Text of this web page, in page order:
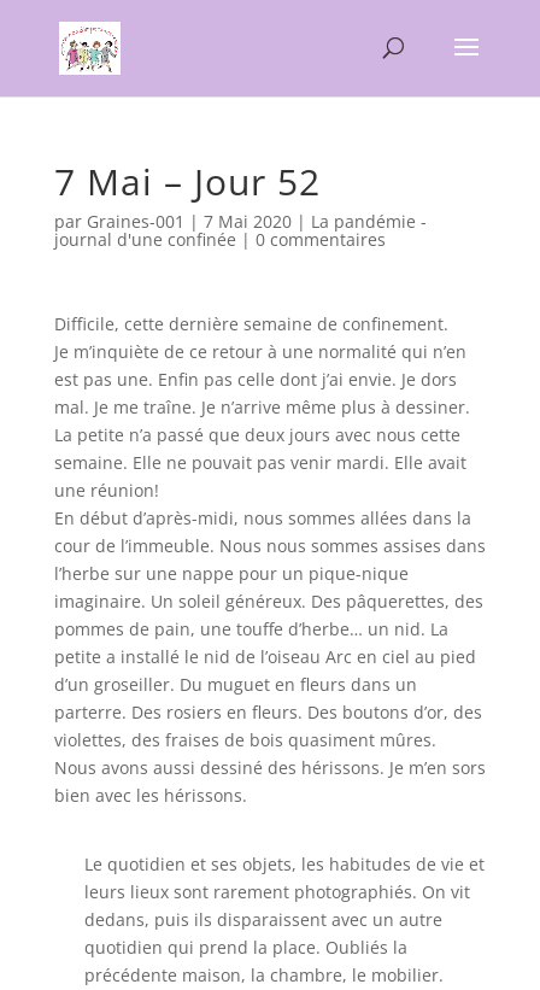
7 Mai – Jour 52
par Graines-001 | 7 Mai 2020| La pandémie -
journal d'une confinée | 0 commentaires
Difficile, cette dernière semaine de confinement.
Je m’inquiète de ce retour à une normalité qui n’en
est pas une. Enfin pas celle dont j’ai envie. Je dors
mal. Je me traîne. Je n’arrive même plus à dessiner.
La petite n’a passé que deux jours avec nous cette
semaine. Elle ne pouvait pas venir mardi. Elle avait
une réunion!
En début d’après-midi, nous sommes allées dans la
cour de l’immeuble. Nous nous sommes assises dans
l’herbe sur une nappe pour un pique-nique
imaginaire. Un soleil généreux. Des pâquerettes, des
pommes de pain, une touffe d’herbe… un nid. La
petite a installé le nid de l’oiseau Arc en ciel au pied
d’un groseiller. Du muguet en fleurs dans un
parterre. Des rosiers en fleurs. Des boutons d’or, des
violettes, des fraises de bois quasiment mûres.
Nous avons aussi dessiné des hérissons. Je m’en sors
bien avec les hérissons.
Le quotidien et ses objets, les habitudes de vie et
leurs lieux sont rarement photographiés. On vit
dedans, puis ils disparaissent avec un autre
quotidien qui prend la place. Oubliés la
précédente maison, la chambre, le mobilier.